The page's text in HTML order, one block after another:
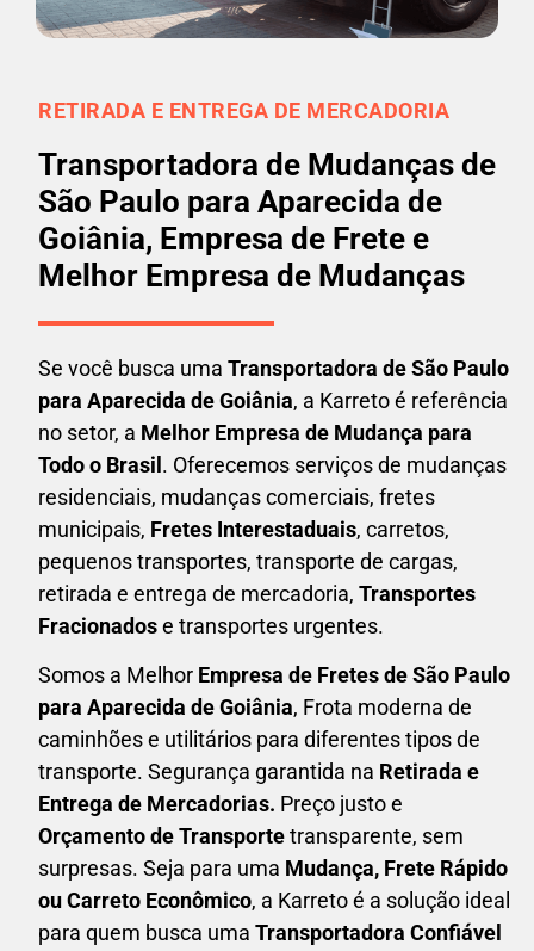
RETIRADA E ENTREGA DE MERCADORIA
Transportadora de Mudanças de
São Paulo para Aparecida de
Goiânia, Empresa de Frete e
Melhor Empresa de Mudanças
Se você busca uma Transportadora de São Paulo
para Aparecida de Goiânia, a Karreto é referência
no setor, a Melhor Empresa de Mudança para
Todo o Brasil . Oferecemos serviços de mudanças
residenciais, mudanças comerciais, fretes
municipais, Fretes Interestaduais, carretos,
pequenos transportes, transporte de cargas,
retirada e entrega de mercadoria, Transportes
Fracionadose transportes urgentes.
Somos a Melhor Empresa de Fretesde São Paulo
para Aparecida de Goiânia, Frota moderna de
caminhões e utilitários para diferentes tipos de
transporte. Segurança garantida na Retirada e
Entrega de Mercadorias. Preço justo e
Orçamento de Transportetransparente, sem
surpresas. Seja para uma Mudança, Frete Rápido
ou Carreto Econômico, a Karretoé a solução ideal
para quem busca uma Transportadora Confiável